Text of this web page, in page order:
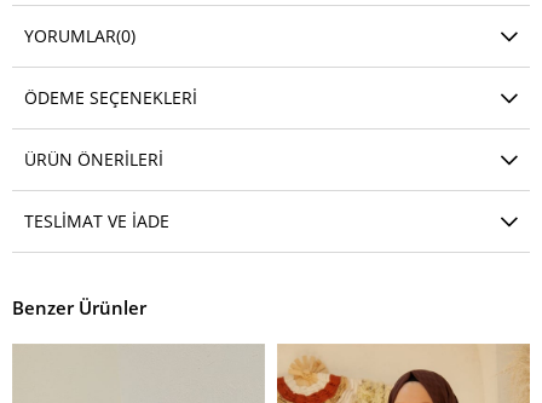
YORUMLAR(0)
ÖDEME SEÇENEKLERI
ÜRÜN ÖNERILERI
TESLIMAT VE İADE
Benzer Ürünler